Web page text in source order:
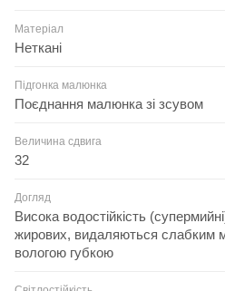
Матеріал
Неткані
Підгонка малюнка
Поєднання малюнка зі зсувом
Величина сдвига
32
Догляд
Висока водостійкість
жирових, видаляються слабким
вологою губкою